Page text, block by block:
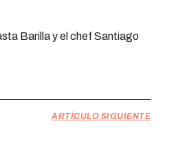
Barilla y el chef Santiago
ARTÍCULO SIGUIENTE